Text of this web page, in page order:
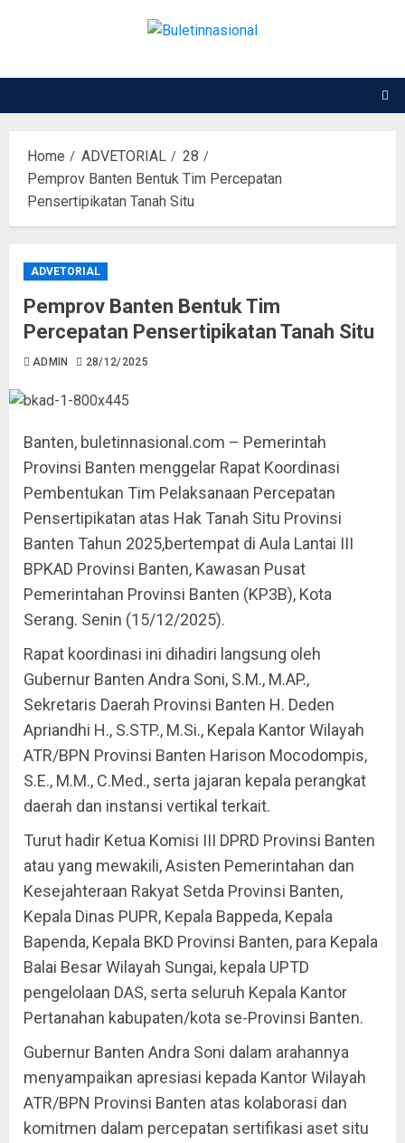
Home ADVETORIAL
28
Pemprov Banten Bentuk Tim Percepatan
Pensertipikatan Tanah Situ
ADVETORIAL
Pemprov Banten Bentuk Tim
Percepatan Pensertipikatan Tanah Situ
ADMIN 28/12/2025
Banten, buletinnasional.com – Pemerintah
Provinsi Banten menggelar Rapat Koordinasi
Pembentukan Tim Pelaksanaan Percepatan
Pensertipikatan atas Hak Tanah Situ Provinsi
Banten Tahun 2025,bertempat di Aula Lantai III
BPKAD Provinsi Banten, Kawasan Pusat
Pemerintahan Provinsi Banten (KP3B), Kota
Serang. Senin (15/12/2025).
Rapat koordinasi ini dihadiri langsung oleh
Gubernur Banten Andra Soni, S.M., M.AP.,
Sekretaris Daerah Provinsi Banten H. Deden
Apriandhi H., S.STP., M.Si., Kepala Kantor Wilayah
ATR/BPN Provinsi Banten Harison Mocodompis,
S.E., M.M., C.Med., serta jajaran kepala perangkat
daerah dan instansi vertikal terkait.
Turut hadir Ketua Komisi III DPRD Provinsi Banten
atau yang mewakili, Asisten Pemerintahan dan
Kesejahteraan Rakyat Setda Provinsi Banten,
Kepala Dinas PUPR, Kepala Bappeda, Kepala
Bapenda, Kepala BKD Provinsi Banten, para Kepala
Balai Besar Wilayah Sungai, kepala UPTD
pengelolaan DAS, serta seluruh Kepala Kantor
Pertanahan kabupaten/kota se-Provinsi Banten.
Gubernur Banten Andra Soni dalam arahannya
menyampaikan apresiasi kepada Kantor Wilayah
ATR/BPN Provinsi Banten atas kolaborasi dan
komitmen dalam percepatan sertifikasi aset situ